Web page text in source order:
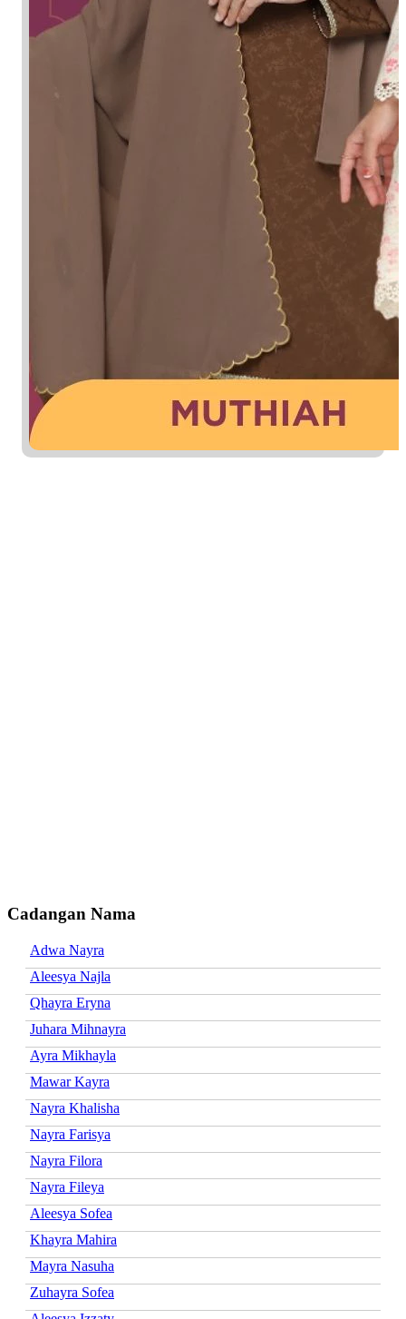
Cadangan Nama
Adwa Nayra
Aleesya Najla
Qhayra Eryna
Juhara Mihnayra
Ayra Mikhayla
Mawar Kayra
Nayra Khalisha
Nayra Farisya
Nayra Filora
Nayra Fileya
Aleesya Sofea
Khayra Mahira
Mayra Nasuha
Zuhayra Sofea